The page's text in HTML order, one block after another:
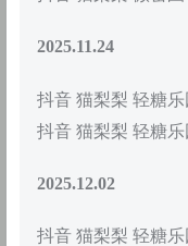
2025.11.24
抖音 猫梨梨 轻糖乐
抖音 猫梨梨 轻糖乐
2025.12.02
抖音 猫梨梨 轻糖乐